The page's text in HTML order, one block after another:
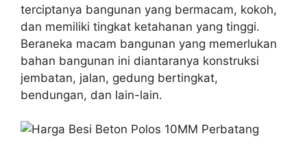
terciptanya bangunan yang bermacam, kokoh,
dan memiliki tingkat ketahanan yang tinggi.
Beraneka macam bangunan yang memerlukan
bahan bangunan ini diantaranya konstruksi
jembatan, jalan, gedung bertingkat,
bendungan, dan lain-lain.